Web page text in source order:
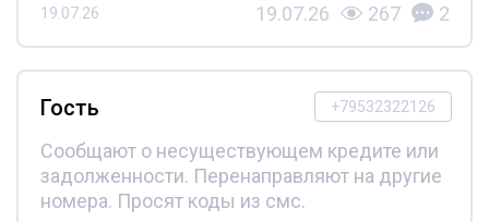
19.07.26 19.07.26 267 2
+79532322126
Гость
Сообщают о несуществующем кредите или
задолженности. Перенаправляют на другие
номера. Просят коды из смс.